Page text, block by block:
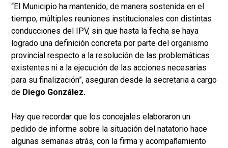
“El Municipio ha mantenido, de manera sostenida en el
tiempo, múltiples reuniones institucionales con distintas
conducciones del IPV, sin que hasta la fecha se haya
logrado una definición concreta por parte del organismo
provincial respecto a la resolución de las problemáticas
existentes ni a la ejecución de las acciones necesarias
para su finalización”, aseguran desde la secretaria a cargo
de Diego González.
Hay que recordar que los concejales elaboraron un
pedido de informe sobre la situación del natatorio hace
algunas semanas atrás, con la firma y acompañamiento